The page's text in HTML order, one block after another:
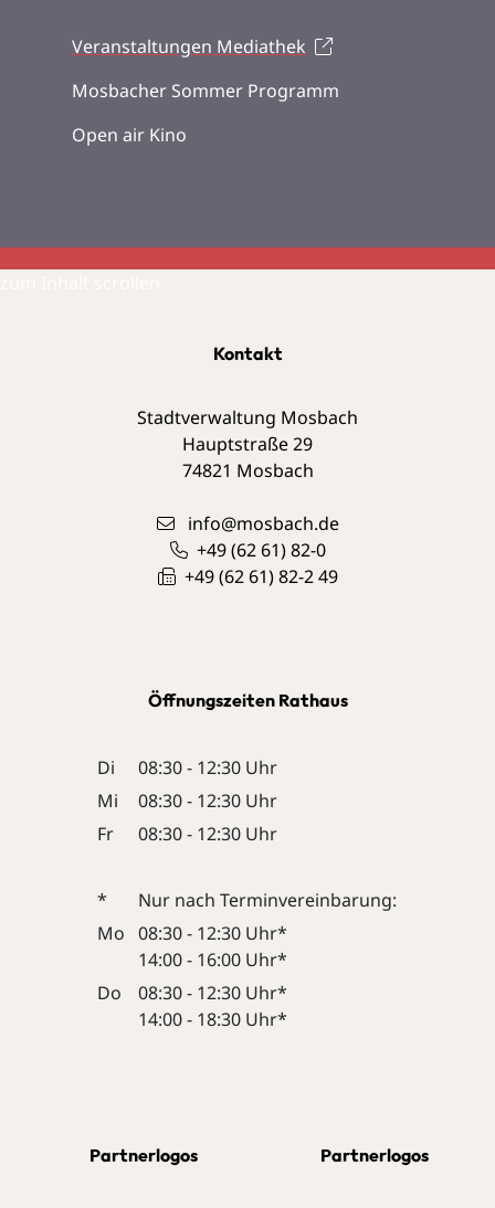
Veranstaltungen Mediathek
Mosbacher Sommer Programm
Open air Kino
Kontakt
Stadtverwaltung Mosbach
Hauptstraße 29
74821 Mosbach
info@mosbach.de
+49 (62 61) 82-0
+49 (62 61) 82-2 49
Öffnungszeiten Rathaus
Di
08:30 - 12:30 Uhr
Mi
08:30 - 12:30 Uhr
Fr
08:30 - 12:30 Uhr
*
Nur nach Terminvereinbarung:
Mo 08:30 - 12:30 Uhr*
14:00 - 16:00 Uhr*
Do
08:30 - 12:30 Uhr*
14:00 - 18:30 Uhr*
Partnerlogos Partnerlogos